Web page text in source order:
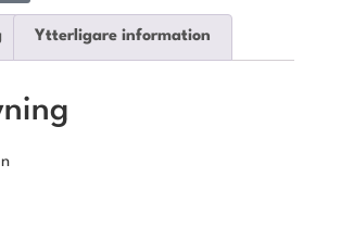
Ytterligare information